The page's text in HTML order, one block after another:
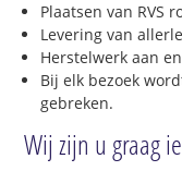
Plaatsen van RVS
Levering van
Herstelwerk aan
Bij elk bezoek
gebreken.
Wij zijn u graag